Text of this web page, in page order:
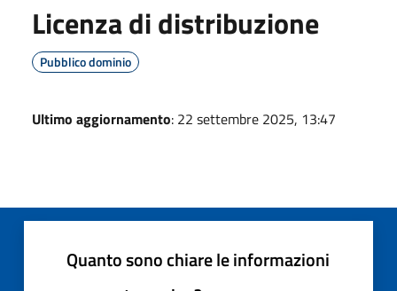
Licenza di distribuzione
Pubblico dominio
Ultimo aggiornamento: 22 settembre 2025, 13:47
Quanto sono chiare le informazioni